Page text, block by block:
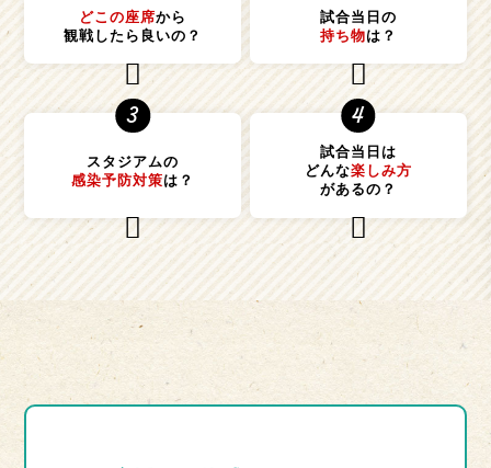
どこの座席から
観戦したら良いの？
試合当日の
持ち物は？
3
スタジアムの
感染予防対策は？
4
試合当日は
どんな楽しみ方
があるの？